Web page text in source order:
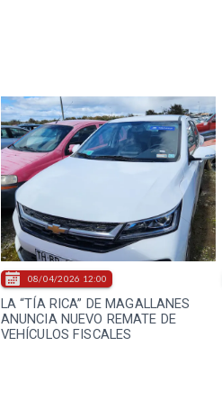
LA “TÍA RICA” DE MAGALLANES
ANUNCIA NUEVO REMATE DE
VEHÍCULOS FISCALES
08/04/2026 12:00